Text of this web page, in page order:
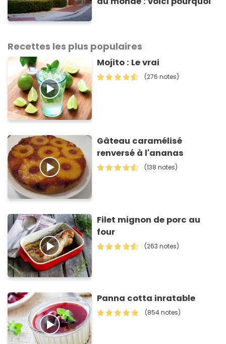
Recettes les plus populaires
Mojito : Le vrai
(276 notes)
Gâteau caramélisé
renversé à l'ananas
(138 notes)
Filet mignon de porc au
four
(263 notes)
Panna cotta inratable
(854 notes)